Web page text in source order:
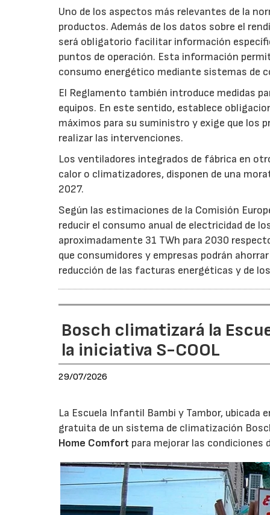
Uno de los aspectos más relevantes de la
productos. Además de los datos sobre el
será obligatorio facilitar información
puntos de operación. Esta información
consumo energético mediante sistemas de
El Reglamento también introduce medidas
equipos. En este sentido, establece
máximos para su suministro y exige que los
realizar las intervenciones.
Los ventiladores integrados de fábrica en
calor o climatizadores, disponen de una
2027.
Según las estimaciones de la Comisión
reducir el consumo anual de electricidad de
aproximadamente 31 TWh para 2030
que consumidores y empresas podrán
reducción de las facturas energéticas y de
Bosch climatizará la
la iniciativa S-COOL
29/07/2026
La Escuela Infantil Bambi y Tambor, ubicada
gratuita de un sistema de climatización
Home Comfort para mejorar las